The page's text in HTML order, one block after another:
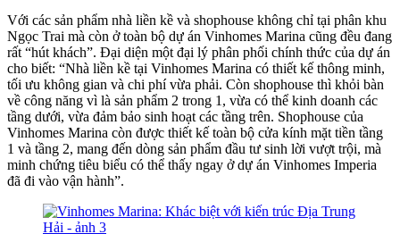
Với các sản phẩm nhà liền kề và shophouse không chỉ tại phân khu
Ngọc Trai mà còn ở toàn bộ dự án Vinhomes Marina cũng đều đang
rất “hút khách”. Đại diện một đại lý phân phối chính thức của dự án
cho biết: “Nhà liền kề tại Vinhomes Marina có thiết kế thông minh,
tối ưu không gian và chi phí vừa phải. Còn shophouse thì khỏi bàn
về công năng vì là sản phẩm 2 trong 1, vừa có thể kinh doanh các
tầng dưới, vừa đảm bảo sinh hoạt các tầng trên. Shophouse của
Vinhomes Marina còn được thiết kế toàn bộ cửa kính mặt tiền tầng
1 và tầng 2, mang đến dòng sản phẩm đầu tư sinh lời vượt trội, mà
minh chứng tiêu biểu có thể thấy ngay ở dự án Vinhomes Imperia
đã đi vào vận hành”.